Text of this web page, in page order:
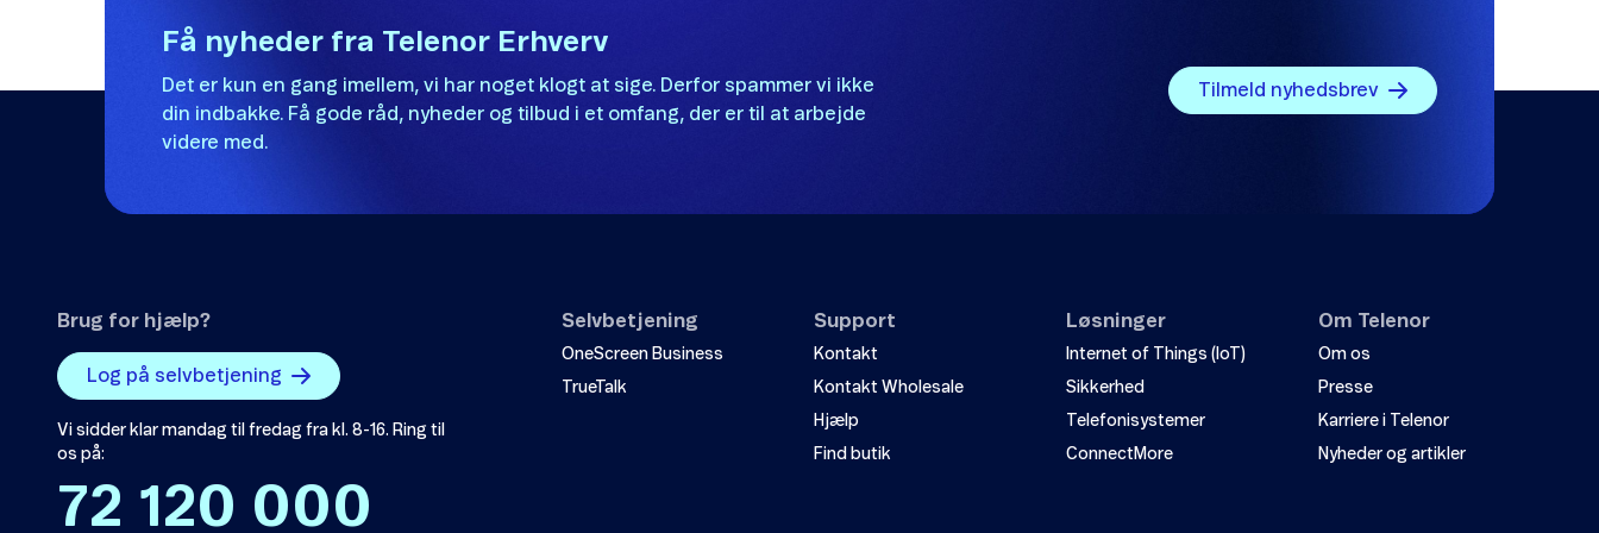
Få nyheder fra Telenor Erhverv
Det er kun en gang imellem, vi har noget klogt at sige. Derfor spammer vi ikke
din indbakke. Få gode råd, nyheder og tilbud i et omfang, der er til at arbejde
videre med.
Tilmeld nyhedsbrev
Brug for hjælp?
Log på selvbetjening
Vi sidder klar mandag til fredag fra kl. 8-16. Ring til
os på:
72 120 000
Selvbetjening
OneScreen Business
TrueTalk
Support
Kontakt
Kontakt Wholesale
Hjælp
Find butik
Løsninger
Internet of Things (IoT)
Sikkerhed
Telefonisystemer
ConnectMore
Om Telenor
Om os
Presse
Karriere i Telenor
Nyheder og artikler